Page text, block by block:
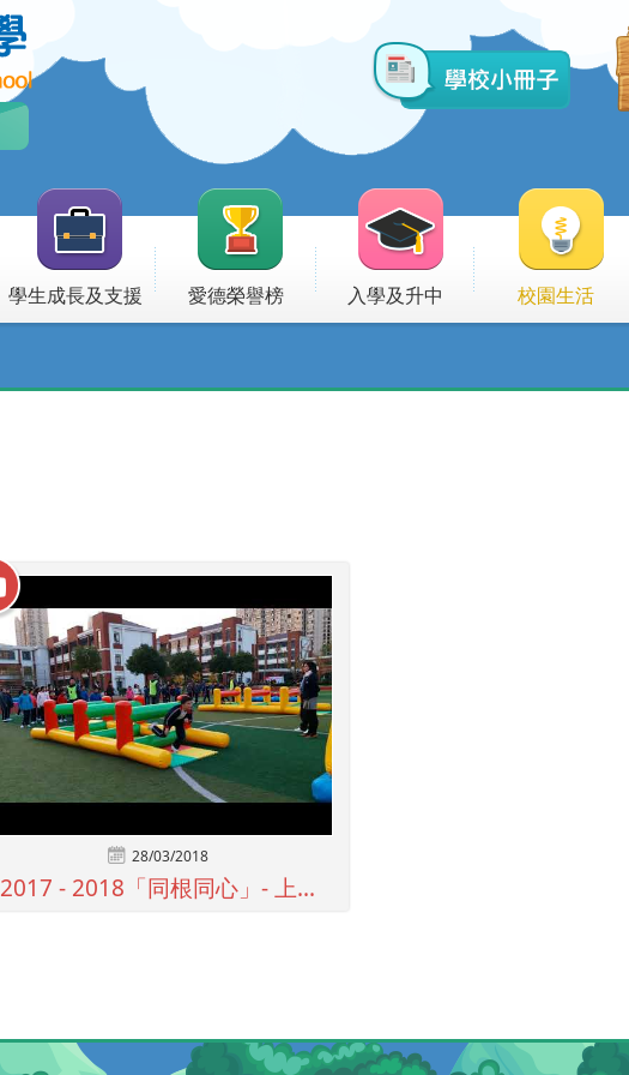
學生成長及支援 愛德榮譽榜 入學及升中 校園生活
28/03/2018
2017 - 2018「同根同心」- 上...